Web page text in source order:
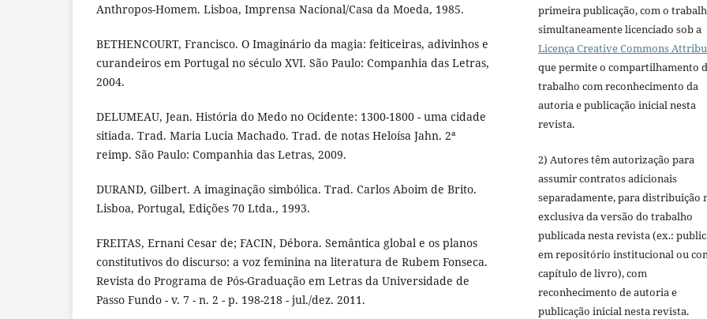
Anthropos-Homem. Lisboa, Imprensa Nacional/Casa da Moeda, 1985.
BETHENCOURT, Francisco. O Imaginário da magia: feiticeiras, adivinhos e
curandeiros em Portugal no século XVI. São Paulo: Companhia das Letras,
2004.
DELUMEAU, Jean. História do Medo no Ocidente: 1300-1800 - uma cidade
sitiada. Trad. Maria Lucia Machado. Trad. de notas Heloísa Jahn. 2ª
reimp. São Paulo: Companhia das Letras, 2009.
DURAND, Gilbert. A imaginação simbólica. Trad. Carlos Aboim de Brito.
Lisboa, Portugal, Edições 70 Ltda., 1993.
FREITAS, Ernani Cesar de; FACIN, Débora. Semântica global e os planos
constitutivos do discurso: a voz feminina na literatura de Rubem Fonseca.
Revista do Programa de Pós-Graduação em Letras da Universidade de
Passo Fundo - v. 7 - n. 2 - p. 198-218 - jul./dez. 2011.
primeira publicação, com o
simultaneamente licenciado sob a
Licença Creative Commons
que permite o compartilhamento
trabalho com reconhecimento da
autoria e publicação inicial nesta
revista.
2) Autores têm autorização para
assumir contratos adicionais
separadamente, para distribuição
exclusiva da versão do trabalho
publicada nesta revista (ex.:
em repositório institucional ou
capítulo de livro), com
reconhecimento de autoria e
publicação inicial nesta revista.